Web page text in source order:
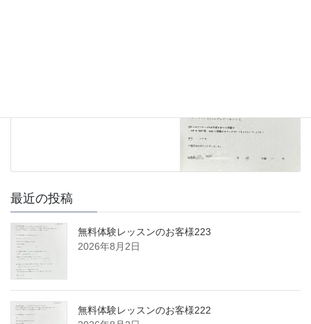
最近の投稿
無料体験レッスンのお客様223
2026年8月2日
無料体験レッスンのお客様222